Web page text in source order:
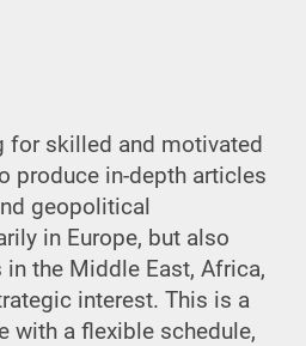
for skilled and motivated
produce in-depth articles
geopolitical
in Europe, but also
the Middle East, Africa,
interest. This is a
with a flexible schedule,